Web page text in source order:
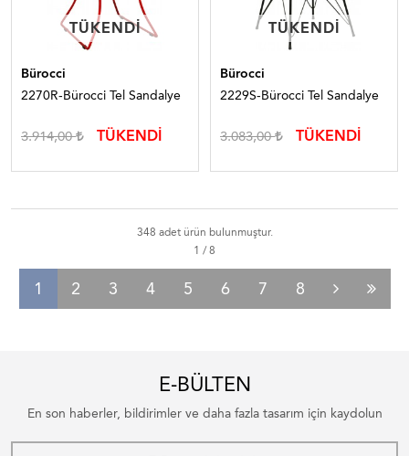
TÜKENDI
TÜKENDI
Bürocci
2270R-Bürocci Tel Sandalye
3.914,00 TÜKENDİ
TÜKENDI
TÜKENDI
Bürocci
2229S-Bürocci Tel Sandalye
3.083,00 TÜKENDİ
348 adet ürün bulunmuştur.
1 2 3 4 5 6 7 8
E-BÜLTEN
En son haberler, bildirimler ve daha fazla tasarım için kaydolun